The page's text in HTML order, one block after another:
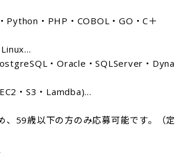
Python・PHP・COBOL・GO・C＋
・Oracle・SQLServer・Dyna
・S3・Lamdba)...
、59歳以下の方のみ応募可能です。（定